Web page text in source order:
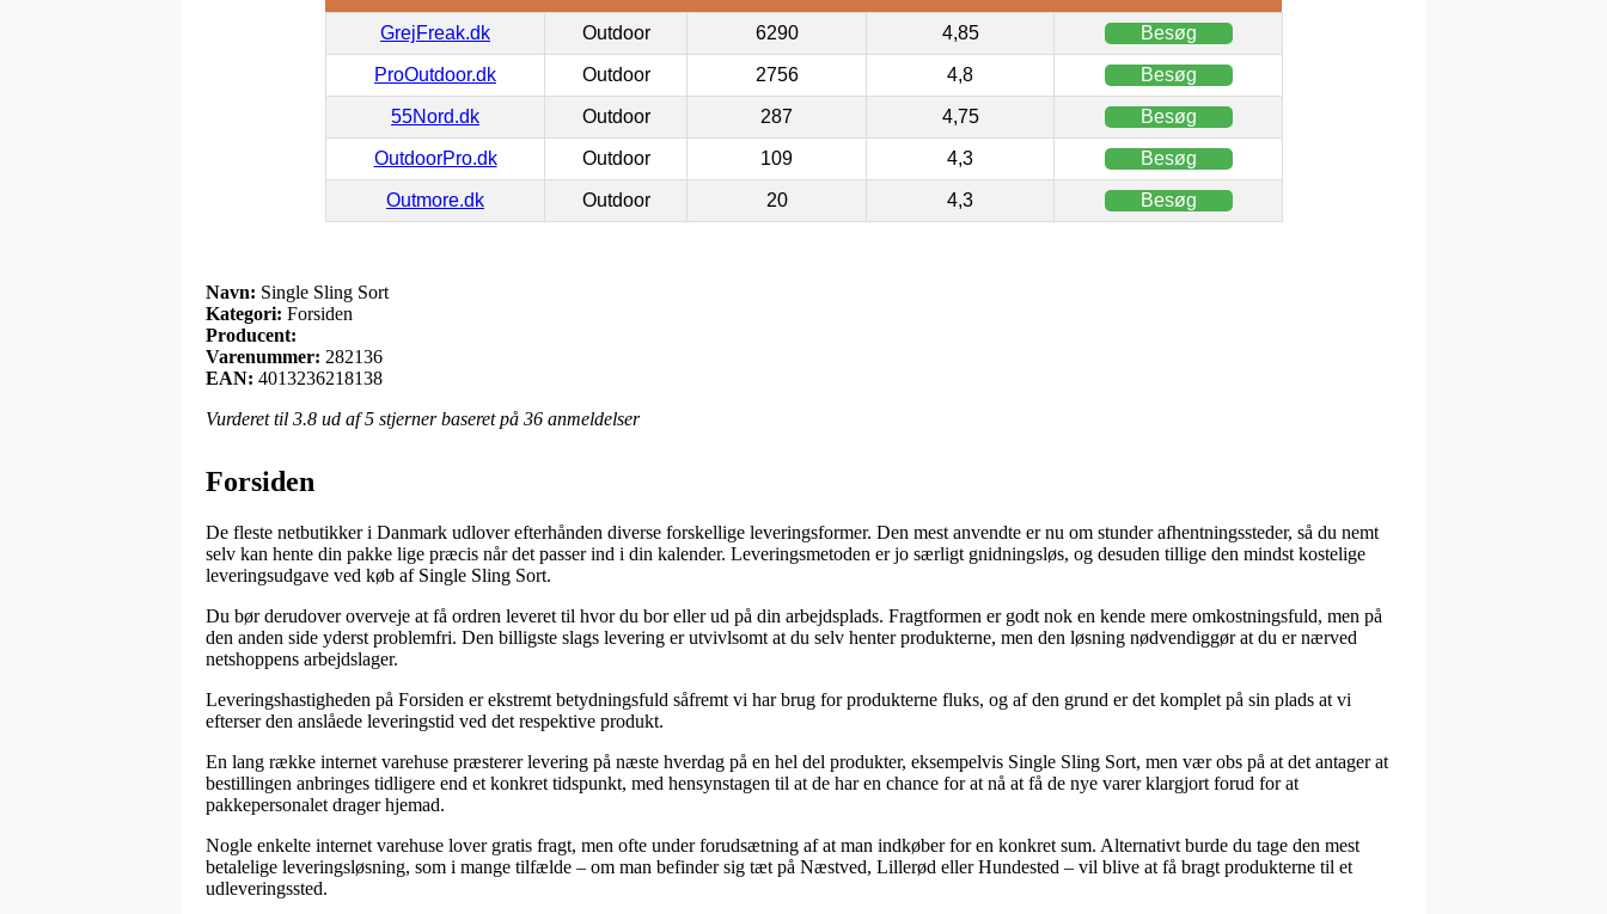
GrejFreak.dk Outdoor 6290 4,85 Besøg
ProOutdoor.dk Outdoor 2756 4,8 Besøg
55Nord.dk Outdoor 287 4,75 Besøg
OutdoorPro.dk Outdoor 109 4,3 Besøg
Outmore.dk Outdoor 20 4,3 Besøg
Navn: Single Sling Sort
Kategori: Forsiden
Producent:
Varenummer: 282136
EAN: 4013236218138
Vurderet til 3.8 ud af 5 stjerner baseret på 36 anmeldelser
Forsiden
De fleste netbutikker i Danmark udlover efterhånden diverse forskellige leveringsformer. Den mest anvendte er nu om stunder afhentningssteder, så du nemt
selv kan hente din pakke lige præcis når det passer ind i din kalender. Leveringsmetoden er jo særligt gnidningsløs, og desuden tillige den mindst kostelige
leveringsudgave ved køb af Single Sling Sort.
Du bør derudover overveje at få ordren leveret til hvor du bor eller ud på din arbejdsplads. Fragtformen er godt nok en kende mere omkostningsfuld, men på
den anden side yderst problemfri. Den billigste slags levering er utvivlsomt at du selv henter produkterne, men den løsning nødvendiggør at du er nærved
netshoppens arbejdslager.
Leveringshastigheden på Forsiden er ekstremt betydningsfuld såfremt vi har brug for produkterne fluks, og af den grund er det komplet på sin plads at vi
efterser den anslåede leveringstid ved det respektive produkt.
En lang række internet varehuse præsterer levering på næste hverdag på en hel del produkter, eksempelvis Single Sling Sort, men vær obs på at det antager at
bestillingen anbringes tidligere end et konkret tidspunkt, med hensynstagen til at de har en chance for at nå at få de nye varer klargjort forud for at
pakkepersonalet drager hjemad.
Nogle enkelte internet varehuse lover gratis fragt, men ofte under forudsætning af at man indkøber for en konkret sum. Alternativt burde du tage den mest
betalelige leveringsløsning, som i mange tilfælde – om man befinder sig tæt på Næstved, Lillerød eller Hundested – vil blive at få bragt produkterne til et
udleveringssted.